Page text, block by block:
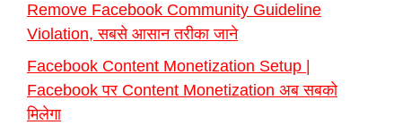
Remove Facebook Community Guideline
Violation, सबसे आसान तरीका जाने
Facebook Content Monetization Setup |
Facebook पर Content Monetization अब सबको
मिलेगा